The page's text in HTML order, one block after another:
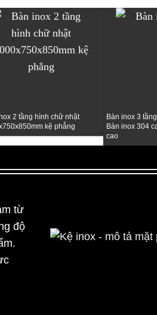
2 tầng hình chữ nhật
kệ phẳng
Bàn inox 3
Bàn inox 304
cao
từ
độ